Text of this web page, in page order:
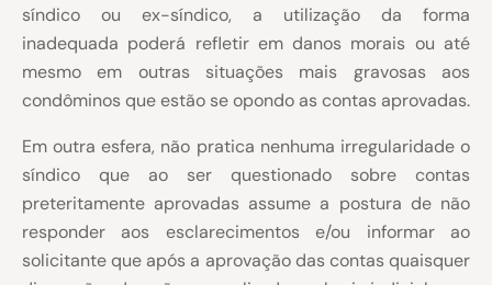
síndico ou ex-síndico, a utilização da forma
inadequada poderá refletir em danos morais ou até
mesmo em outras situações mais gravosas aos
condôminos que estão se opondo as contas aprovadas.
Em outra esfera, não pratica nenhuma irregularidade o
síndico que ao ser questionado sobre contas
preteritamente aprovadas assume a postura de não
responder aos esclarecimentos e/ou informar ao
solicitante que após a aprovação das contas quaisquer